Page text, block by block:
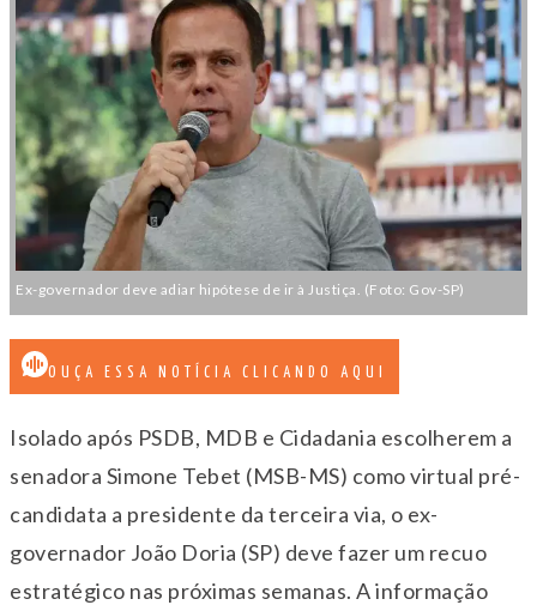
Ex-governador deve adiar hipótese de ir à Justiça. (Foto: Gov-SP)
OUÇA ESSA NOTÍCIA CLICANDO AQUI
Isolado após PSDB, MDB e Cidadania escolherem a
senadora Simone Tebet (MSB-MS) como virtual pré-
candidata a presidente da terceira via, o ex-
governador João Doria (SP) deve fazer um recuo
estratégico nas próximas semanas. A informação